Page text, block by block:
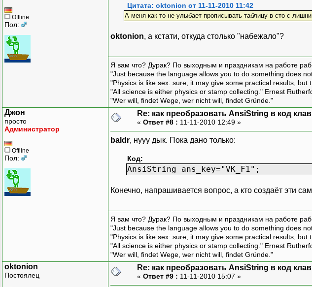
Offline
Пол:
Цитата: oktonion от 11-11-2010 11:42
А меня как-то не улыбает прописывать таблицу в сто с
oktonion, а кстати, откуда столько "набежало"?
Я вам что? Дурак? По выходным и праздникам на работе
"Just because the language allows you to do something does
"Physics is like sex: sure, it may give some practical results, but
"All science is either physics or stamp collecting." Ernest
"Wer will, findet Wege, wer nicht will, findet Gründe."
Джон
просто
Администратор
Offline
Пол:
Re: как преобразовать AnsiString в код
« Ответ #8 : 11-11-2010 12:49 »
baldr, нууу дык. Пока дано только:
Код:
AnsiString ans_key="VK_F1";
Конечно, напрашивается вопрос, а кто создаёт эти
Я вам что? Дурак? По выходным и праздникам на работе
"Just because the language allows you to do something does
"Physics is like sex: sure, it may give some practical results, but
"All science is either physics or stamp collecting." Ernest
"Wer will, findet Wege, wer nicht will, findet Gründe."
oktonion
Постоялец
Re: как преобразовать AnsiString в код
« Ответ #9 : 11-11-2010 15:07 »